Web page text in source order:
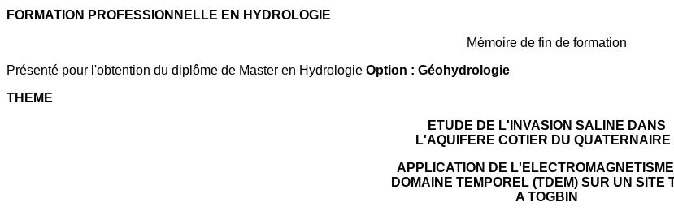
FORMATION PROFESSIONNELLE EN HYDROLOGIE
Mémoire de fin de formation
Présenté pour l'obtention du diplôme de Master en Hydrologie Option : Géohydrologie
THEME
ETUDE DE L'INVASION SALINE DANS
L'AQUIFERE COTIER DU QUATERNAIRE
APPLICATION DE L'ELECTROMAGNETISME
DOMAINE TEMPOREL (TDEM) SUR UN SITE
A TOGBIN